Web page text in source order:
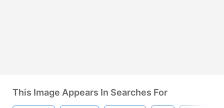
This Image Appears In Searches For